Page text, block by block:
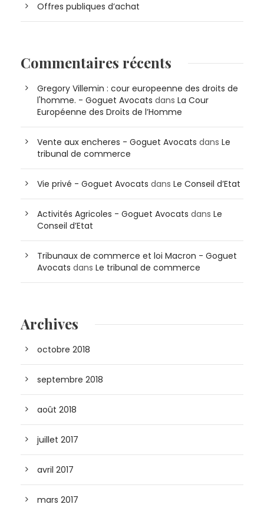
Offres publiques d’achat
Commentaires récents
Gregory Villemin : cour europeenne des droits de
l'homme. - Goguet Avocats dans La Cour
Européenne des Droits de l’Homme
Vente aux encheres - Goguet Avocats dans Le
tribunal de commerce
Vie privé - Goguet Avocats dans Le Conseil d’Etat
Activités Agricoles - Goguet Avocats dans Le
Conseil d’Etat
Tribunaux de commerce et loi Macron - Goguet
Avocats dans Le tribunal de commerce
Archives
octobre 2018
septembre 2018
août 2018
juillet 2017
avril 2017
mars 2017